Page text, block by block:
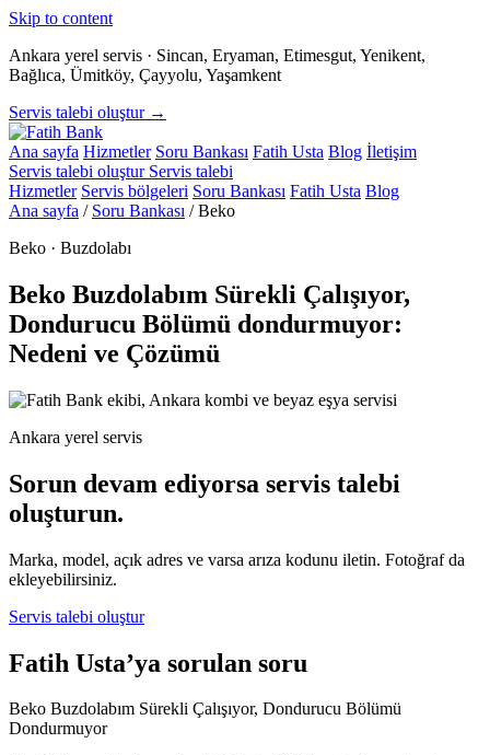
Skip to content
Ankara yerel servis · Sincan, Eryaman, Etimesgut, Yenikent,
Bağlıca, Ümitköy, Çayyolu, Yaşamkent
Servis talebi oluştur →
Ana sayfa Hizmetler Soru Bankası Fatih Usta Blog İletişim
Servis talebi oluştur Servis talebi
Hizmetler Servis bölgeleri Soru Bankası Fatih Usta Blog
Ana sayfa / Soru Bankası / Beko
Beko · Buzdolabı
Beko Buzdolabım Sürekli Çalışıyor,
Dondurucu Bölümü dondurmuyor:
Nedeni ve Çözümü
Ankara yerel servis
Sorun devam ediyorsa servis talebi
oluşturun.
Marka, model, açık adres ve varsa arıza kodunu iletin. Fotoğraf da
ekleyebilirsiniz.
Servis talebi oluştur
Fatih Usta’ya sorulan soru
Beko Buzdolabım Sürekli Çalışıyor, Dondurucu Bölümü
Dondurmuyor